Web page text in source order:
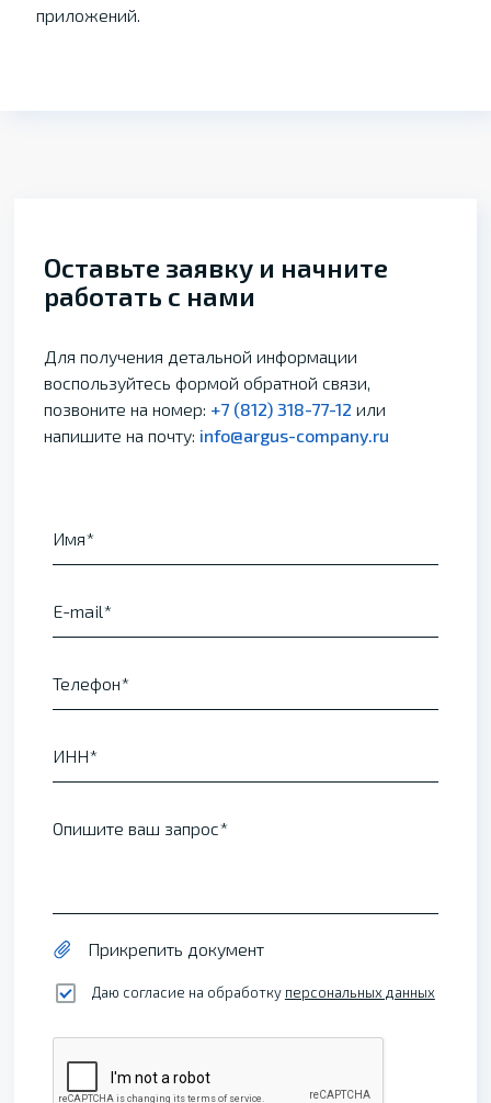
приложений.
Оставьте заявку и начните
работать с нами
Для получения детальной информации
воспользуйтесь формой обратной связи,
позвоните на номер: +7 (812) 318-77-12 или
напишите на почту: info@argus-company.ru
Имя
E-mail
Телефон
ИНН
Опишите ваш запрос
Прикрепить документ
Даю согласие на обработку персональных данных